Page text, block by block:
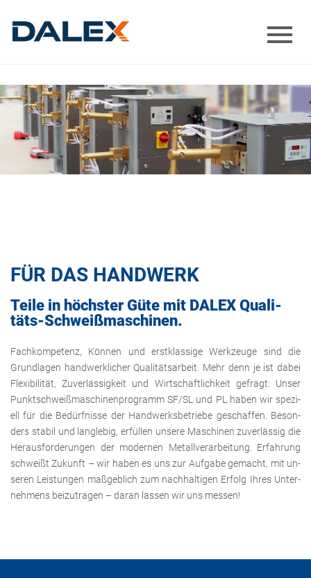
FÜR DAS HAND­WERK
Teile in höchs­ter Güte mit DALEX Qua­li­
täts-Schwei­ß­ma­schi­nen.
Fach­kom­pe­tenz, Kön­nen und erst­klas­si­ge Werk­zeu­ge sind die
Grund­la­gen hand­werk­li­cher Qua­li­täts­ar­beit. Mehr denn je ist dabei
Fle­xi­bi­li­tät, Zu­ver­läs­sig­keit und Wirt­schaft­lich­keit ge­fragt: Unser
Punkt­schwei­ß­ma­schi­nen­pro­gramm SF/SL und PL haben wir spe­zi­
ell für die Be­dürf­nis­se der Hand­werks­be­trie­be ge­schaf­fen. Be­son­
ders sta­bil und lang­le­big, er­fül­len un­se­re Ma­schi­nen zu­ver­läs­sig die
Her­aus­for­de­run­gen der mo­der­nen Me­tall­ver­ar­bei­tung. Er­fah­rung
schwei­ßt Zu­kunft – wir haben es uns zur Auf­ga­be ge­macht, mit un­
se­ren Leis­tun­gen ma­ß­geb­lich zum nach­hal­ti­gen Er­folg Ihres Un­ter­
neh­mens bei­zu­tra­gen – daran las­sen wir uns mes­sen!